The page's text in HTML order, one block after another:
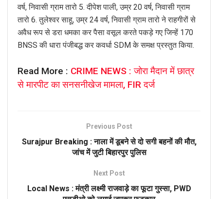
वर्ष, निवासी ग्राम तारो 5. दीपेश पाली, उम्र 20 वर्ष, निवासी ग्राम
तारो 6. तुलेश्वर साहू, उम्र 24 वर्ष, निवासी ग्राम तारो ने राहगीरों से
अवैध रूप से डरा धमका कर पैसा वसूल करते पकड़े गए जिन्हें 170
BNSS की धारा पंजीबद्ध कर कवर्धा SDM के समक्ष प्रस्तुत किया.
Read More : CRIME NEWS : जोरा मैदान में छात्र
से मारपीट का सनसनीखेज मामला, FIR दर्ज
Previous Post
Surajpur Breaking : नाला में डूबने से दो सगी बहनों की मौत,
जांच में जुटी बिहारपुर पुलिस
Next Post
Local News : मंत्री लक्ष्मी राजवाड़े का फूटा गुस्सा, PWD